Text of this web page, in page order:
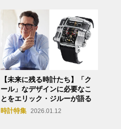
【未来に残る時計たち】「ク
ール」なデザインに必要なこ
とをエリック・ジルーが語る
時計特集 2026.01.12